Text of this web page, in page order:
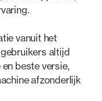
vanuit het
altijd
beste versie,
afzonderlijk